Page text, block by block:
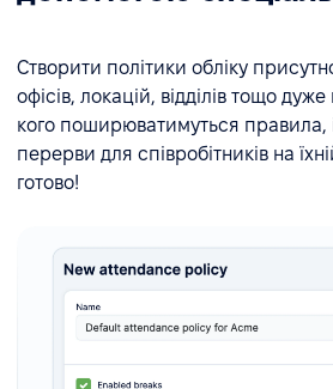
Створити політики обліку
офісів, локацій, відділів тощо
кого поширюватимуться правила,
перерви для співробітників на
готово!